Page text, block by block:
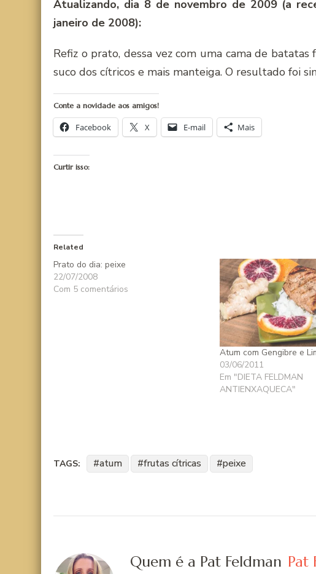
Atualizando, dia 8 de novembro de 2009 (a
janeiro de 2008):
Refiz o prato, dessa vez com uma cama de
suco dos cítricos e mais manteiga. O resultado foi
Conte a novidade aos amigos!
Facebook X E-mail Mais
Curtir isso:
Related
Prato do dia: peixe
22/07/2008
Com 5 comentários
Atum com Gengibre e
03/06/2011
Em "DIETA FELDMAN
ANTIENXAQUECA"
TAGS: atum frutas cítricas peixe
Quem é a Pat Feldman Pat